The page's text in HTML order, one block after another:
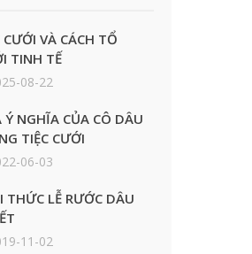
VÀ CÁCH TỔ
TINH TẾ
08-22
Ý NGHĨA CỦA CÔ DÂU
TIỆC CƯỚI
06-03
THỨC LỄ RƯỚC DÂU
11-02